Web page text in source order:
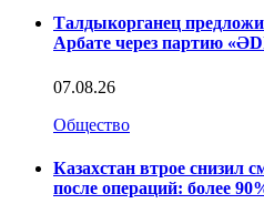
Талдыкорганец
Арбате через партию
07.08.26
Общество
Казахстан втрое снизил
после операций: более